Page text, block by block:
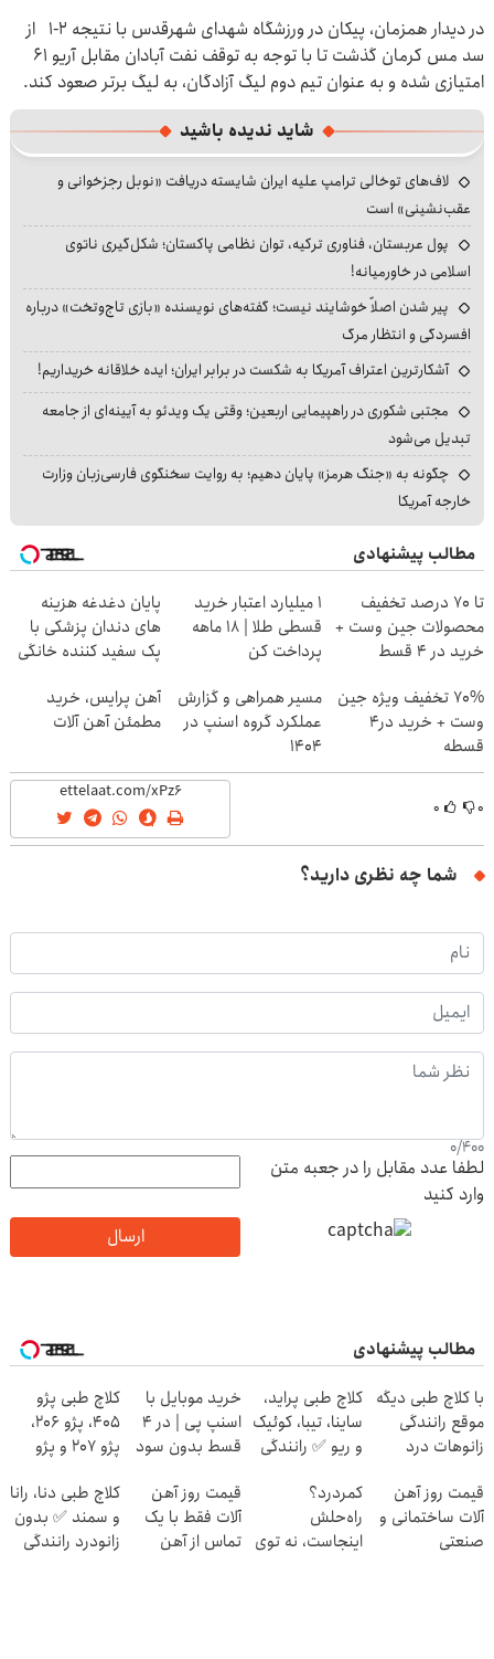
در دیدار همزمان، پیکان در ورزشگاه شهدای شهرقدس با نتیجه ۲-۱ از
سد مس کرمان گذشت تا با توجه به توقف نفت آبادان مقابل آریو ۶۱
امتیازی شده و به عنوان تیم دوم لیگ آزادگان، به لیگ برتر صعود کند.
شاید ندیده باشید
لاف‌های توخالی ترامپ علیه ایران شایسته دریافت «نوبل رجزخوانی و
عقب‌نشینی» است
پول عربستان، فناوری ترکیه، توان نظامی پاکستان؛ شکل‌گیری ناتوی
اسلامی در خاورمیانه!
پیر شدن اصلاً خوشایند نیست؛ گفته‌های نویسنده «بازی تاج‌وتخت» درباره
افسردگی و انتظار مرگ
آشکارترین اعتراف آمریکا به شکست در برابر ایران؛ ایده خلاقانه خریداریم!
مجتبی شکوری در راهپیمایی اربعین؛ وقتی یک ویدئو به آیینه‌ای از جامعه
تبدیل می‌شود
چگونه به «جنگ هرمز» پایان دهیم؛ به روایت سخنگوی فارسی‌زبان وزارت
خارجه آمریکا
مطالب پیشنهادی
تا 70 درصد تخفیف
محصولات جین وست +
خرید در 4 قسط
۱ میلیارد اعتبار خرید
قسطی طلا | ۱۸ ماهه
پرداخت کن
پایان دغدغه هزینه
های دندان پزشکی با
پک سفید کننده خانگی
70% تخفیف ویژه جین
وست + خرید در4
قسطه
مسیر همراهی و گزارش
عملکرد گروه اسنپ در
۱۴۰۴
آهن پرایس، خرید
مطمئن آهن آلات
۰ ۰
شما چه نظری دارید؟
0/400
لطفا عدد مقابل را در جعبه متن
وارد کنید
ارسال
مطالب پیشنهادی
با کلاچ طبی دیگه
موقع رانندگی
زانوهات درد
کلاچ طبی پراید،
ساینا، تیبا، کوئیک
و ریو ✅ رانندگی
خرید موبایل با
اسنپ پی | در ۴
قسط بدون سود
کلاچ طبی پژو
405، پژو 206،
پژو 207 و پژو
خداحافظی با
زانودرد
قیمت روز آهن
آلات ساختمانی و
صنعتی
کمردرد؟
راه‌حلش
اینجاست، نه توی
قیمت روز آهن
آلات فقط با یک
تماس از آهن
کلاچ طبی دنا، رانا
و سمند ✅ بدون
زانودرد رانندگی